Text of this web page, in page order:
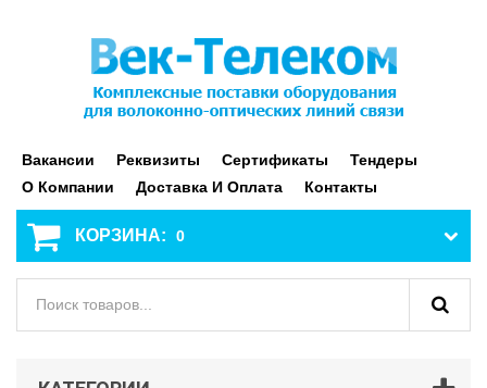
Вакансии Реквизиты Сертификаты
Тендеры
О Компании
Доставка И Оплата Контакты
КОРЗИНА: 0